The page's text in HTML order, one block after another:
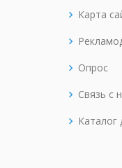
Карта
Опрос
Связь с
Каталог